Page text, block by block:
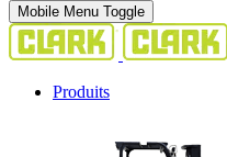
Mobile Menu Toggle
Produits